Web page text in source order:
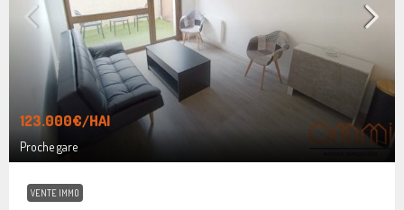
123.000€/HAI
Proche gare
VENTE IMMO